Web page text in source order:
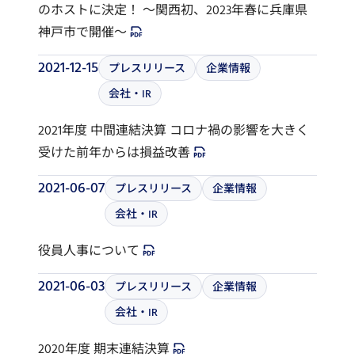
のホストに決定！ ～関西初、2023年春に兵庫県
神戸市で開催～
2021-12-15 プレスリリース
企業情報
会社・IR
2021年度 中間連結決算 コロナ禍の影響を大きく
受けた前年からは損益改善
2021-06-07 プレスリリース
企業情報
会社・IR
役員人事について
2021-06-03 プレスリリース
企業情報
会社・IR
2020年度 期末連結決算